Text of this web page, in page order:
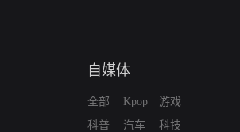
自媒体
全部
科普
Kpop
汽车
游戏
科技